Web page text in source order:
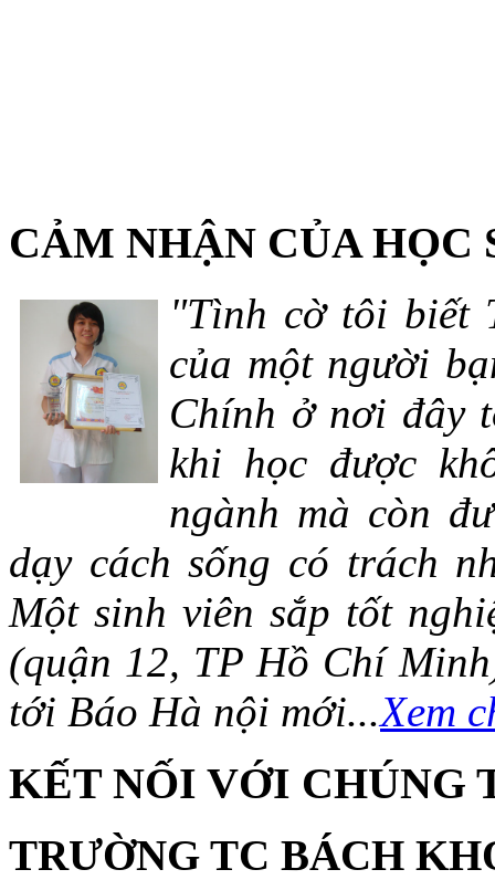
CẢM NHẬN CỦA HỌC
"Tình cờ tôi biết
của một người
Chính ở nơi đây
khi học được
ngành mà còn
dạy cách sống có trách
Một sinh viên sắp tốt
(quận 12, TP Hồ Chí
tới Báo Hà nội mới...Xem
KẾT NỐI VỚI CHÚNG
TRƯỜNG TC BÁCH